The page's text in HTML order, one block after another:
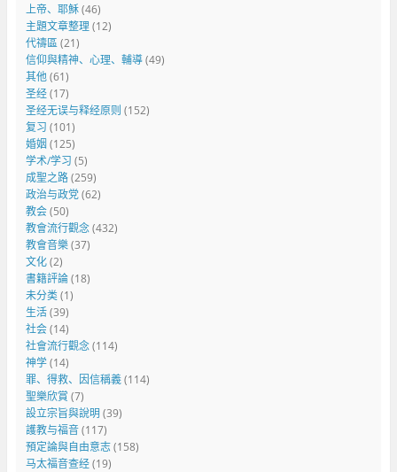
上帝、耶穌(46)
主題文章整理(12)
代禱區(21)
信仰與精神、心理、輔導(49)
其他(61)
圣经(17)
圣经无误与释经原则 (152)
复习 (101)
婚姻 (125)
学术/学习 (5)
成聖之路(259)
政治与政党(62)
教会(50)
教會流行觀念(432)
教會音樂(37)
文化(2)
書籍評論(18)
未分类(1)
生活(39)
社会(14)
社會流行觀念(114)
神学(14)
罪、得救、因信稱義(114)
聖樂欣賞 (7)
設立宗旨與說明 (39)
護教与福音(117)
預定論與自由意志(158)
马太福音查经(19)